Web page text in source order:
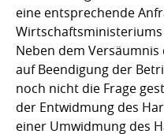
eine entsprechende
Neben dem
auf Beendigung der
noch nicht die Frage
der Entwidmung des
einer Umwidmung des